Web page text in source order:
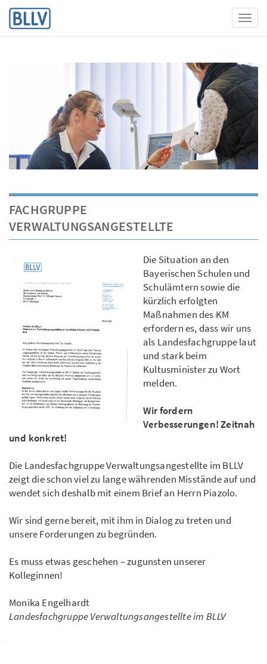
FACHGRUPPE
VERWALTUNGSANGESTELLTE
Die Situation an den
Bayerischen Schulen und
Schulämtern sowie die
kürzlich erfolgten
Maßnahmen des KM
erfordern es, dass wir uns
als Landesfachgruppe laut
und stark beim
Kultusminister zu Wort
melden.
Wir fordern
Verbesserungen! Zeitnah
und konkret!
Die Landesfachgruppe Verwaltungsangestellte im BLLV
zeigt die schon viel zu lange währenden Misstände auf und
wendet sich deshalb mit einem Brief an Herrn Piazolo.
Wir sind gerne bereit, mit ihm in Dialog zu treten und
unsere Forderungen zu begründen.
Es muss etwas geschehen – zugunsten unserer
Kolleginnen!
Monika Engelhardt
Landesfachgruppe Verwaltungsangestellte im BLLV